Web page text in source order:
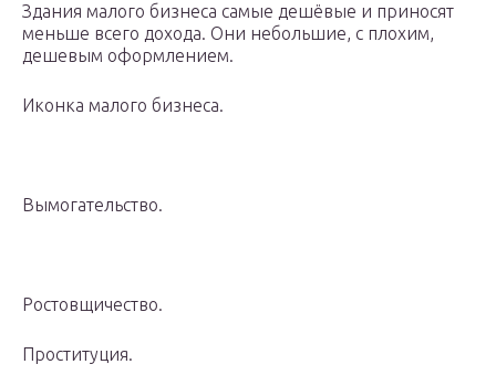
Здания малого бизнеса самые дешёвые и приносят
меньше всего дохода. Они небольшие, с плохим,
дешевым оформлением.
Иконка малого бизнеса.
Вымогательство.
Ростовщичество.
Проституция.